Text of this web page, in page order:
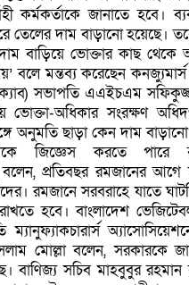
কর্মকর্তাকে জানাতে হবে।
তেলের দাম বাড়ানো হয়েছে।
বাড়িয়ে ভোক্তার কাছ থেকে
বলে মন্তব্য করেছেন
সভাপতি এএইচএম
ভোক্তা-অধিকার সংরক্ষণ
অনুমতি ছাড়া কেন দাম বাড়ানো
জিজ্ঞেস করতে পারে
প্রতিবছর রমজানের আগে
রমজানে সরবরাহে যাতে
হবে। বাংলাদেশ
ম্যানুফ্যাকচারার্স
মোল্লা বলেন, সরকারকে
বাণিজ্য সচিব মাহবুবুর